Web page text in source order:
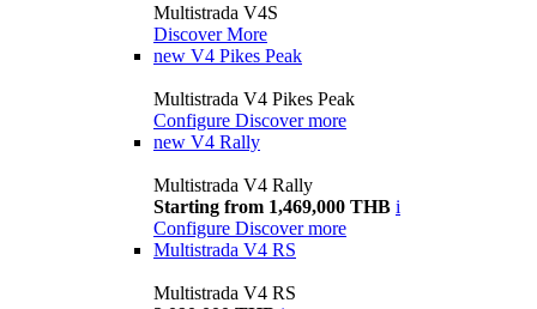
Multistrada V4S
Discover More
new V4 Pikes Peak
Multistrada V4 Pikes Peak
Configure Discover more
new V4 Rally
Multistrada V4 Rally
Starting from 1,469,000 THB i
Configure Discover more
Multistrada V4 RS
Multistrada V4 RS